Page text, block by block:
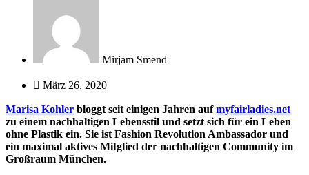
Mirjam Smend
März 26, 2020
Marisa Kohler bloggt seit einigen Jahren aufmyfairladies.net
zu einem nachhaltigen Lebensstil und setzt sich für ein Leben
ohne Plastik ein. Sie ist Fashion Revolution Ambassador und
ein maximal aktives Mitglied der nachhaltigen Community im
Großraum München.